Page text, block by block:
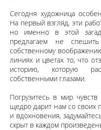
Сегодня художница
На первый взгляд, эти
но именно в этой
предлагаем не
собственному
линиях и цветах то, что
историю, которую
собственными глазами.
Погрузитесь в мир
щедро дарит нам со своих
и вдохновения,
скрыт в каждом